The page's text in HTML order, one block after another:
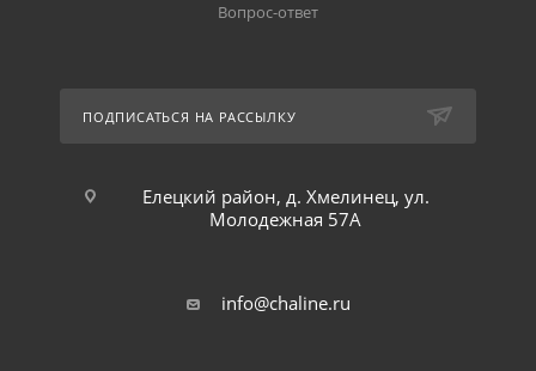
Вопрос-ответ
ПОДПИСАТЬСЯ НА РАССЫЛКУ
Елецкий район, д. Хмелинец, ул.
Молодежная 57А
info@chaline.ru